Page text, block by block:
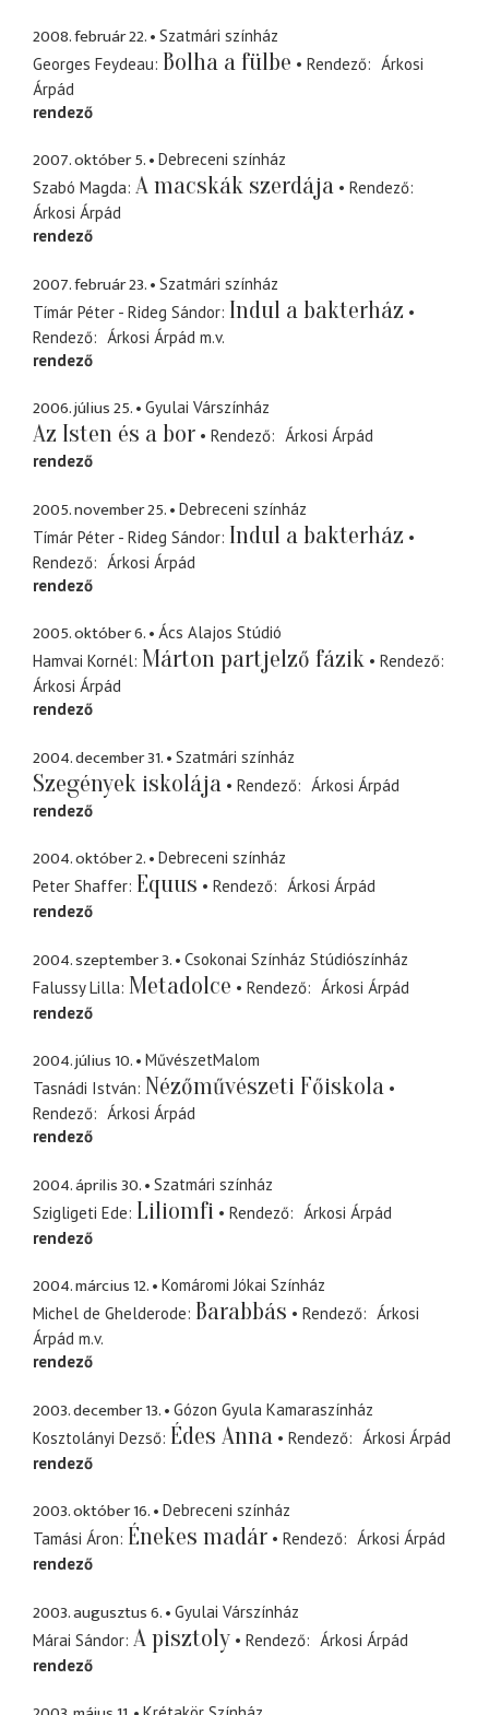
2008. február 22.
Szatmári színház
Georges Feydeau Bolha a fülbe Rendező
Árkosi
Árpád
rendező
2007. október 5.
Debreceni színház
Szabó Magda A macskák szerdája
Rendező
Árkosi Árpád
rendező
2007. február 23.
Szatmári színház
Tímár Péter - Rideg Sándor Indul a bakterház
Rendező Árkosi Árpád m.v.
rendező
2006. július 25. Gyulai Várszínház
Az Isten és a bor Rendező
Árkosi Árpád
rendező
2005. november 25.
Debreceni színház
Tímár Péter - Rideg Sándor Indul a bakterház
Rendező
Árkosi Árpád
rendező
2005. október 6.
Ács Alajos Stúdió
Hamvai Kornél Márton partjelző fázik
Rendező
Árkosi Árpád
rendező
2004. december 31. Szatmári színház
Szegények iskolája Rendező
Árkosi Árpád
rendező
2004. október 2.
Debreceni színház
Peter Shaffer Equus Rendező
Árkosi Árpád
rendező
2004. szeptember 3.
Csokonai Színház Stúdiószínház
Falussy Lilla Metadolce Rendező
Árkosi Árpád
rendező
2004. július 10.
MűvészetMalom
Tasnádi István Nézőművészeti Főiskola
Rendező
Árkosi Árpád
rendező
2004. április 30.
Szatmári színház
Szigligeti Ede Liliomfi Rendező
Árkosi Árpád
rendező
2004. március 12.
Komáromi Jókai Színház
Michel de Ghelderode Barabbás Rendező
Árkosi
Árpád m.v.
rendező
2003. december 13.
Gózon Gyula Kamaraszínház
Kosztolányi Dezső Édes Anna Rendező
Árkosi Árpád
rendező
2003. október 16.
Debreceni színház
Tamási Áron Énekes madár Rendező
Árkosi Árpád
rendező
2003. augusztus 6.
Gyulai Várszínház
Márai Sándor A pisztoly Rendező
Árkosi Árpád
rendező